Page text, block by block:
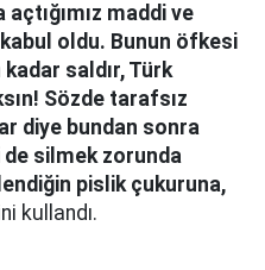
maddi ve
oldu. Bunun öfkesi
saldır, Türk
Sözde tarafsız
diye bundan sonra
de silmek zorunda
pislik çukuruna,
kullandı.